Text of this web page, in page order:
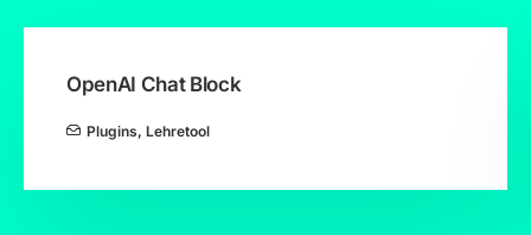
OpenAI Chat Block
Plugins, Lehretool